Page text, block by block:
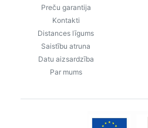
Preču garantija
Kontakti
Distances līgums
Saistību atruna
Datu aizsardzība
Par mums